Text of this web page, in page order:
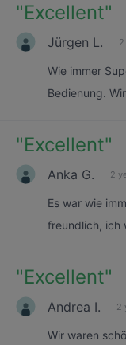
"Excellent"
Jürgen L.
Wie immer
Bedienung.
"Excellent"
Anka G. 2
Es war wie
freundlich, ich
"Excellent"
Andrea I. 2
Wir waren